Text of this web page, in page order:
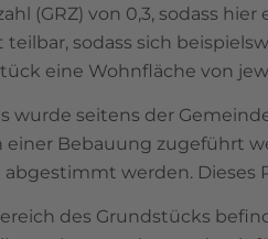
(GRZ) von 0,3, sodass
sodass sich
eine Wohnfläche von
wurde seitens der
einer Bebauung zugeführt
abgestimmt werden.
des Grundstücks